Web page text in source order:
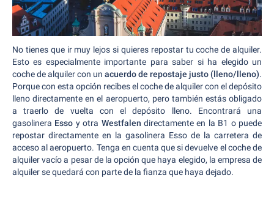
No tienes que ir muy lejos si quieres repostar tu coche de alquiler.
Esto es especialmente importante para saber si ha elegido un
coche de alquiler con un acuerdo de repostaje justo (lleno/lleno).
Porque con esta opción recibes el coche de alquiler con el depósito
lleno directamente en el aeropuerto, pero también estás obligado
a traerlo de vuelta con el depósito lleno. Encontrará una
gasolinera Esso y otra Westfalen directamente en la B1 o puede
repostar directamente en la gasolinera Esso de la carretera de
acceso al aeropuerto. Tenga en cuenta que si devuelve el coche de
alquiler vacío a pesar de la opción que haya elegido, la empresa de
alquiler se quedará con parte de la fianza que haya dejado.